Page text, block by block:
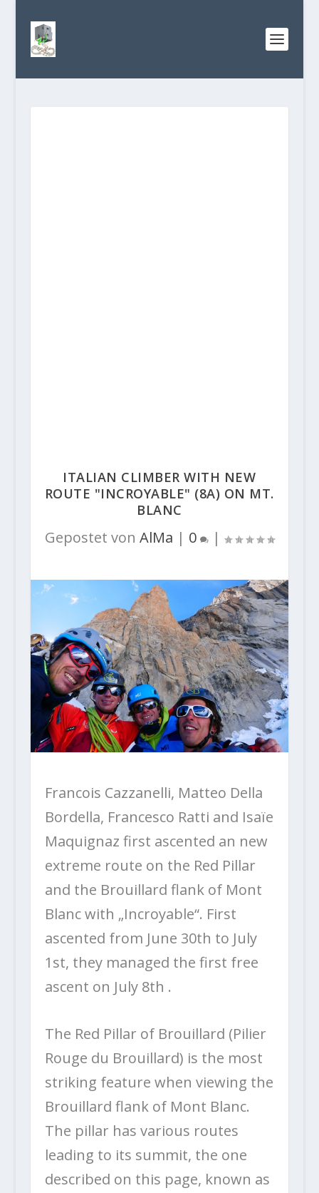
ITALIAN CLIMBER WITH NEW
ROUTE "INCROYABLE" (8A) ON MT.
BLANC
Gepostet von AlMa | 0 |
Francois Cazzanelli, Matteo Della
Bordella, Francesco Ratti and Isaïe
Maquignaz first ascented an new
extreme route on the Red Pillar
and the Brouillard flank of Mont
Blanc with „Incroyable“. First
ascented from June 30th to July
1st, they managed the first free
ascent on July 8th .
The Red Pillar of Brouillard (Pilier
Rouge du Brouillard) is the most
striking feature when viewing the
Brouillard flank of Mont Blanc.
The pillar has various routes
leading to its summit, the one
described on this page, known as